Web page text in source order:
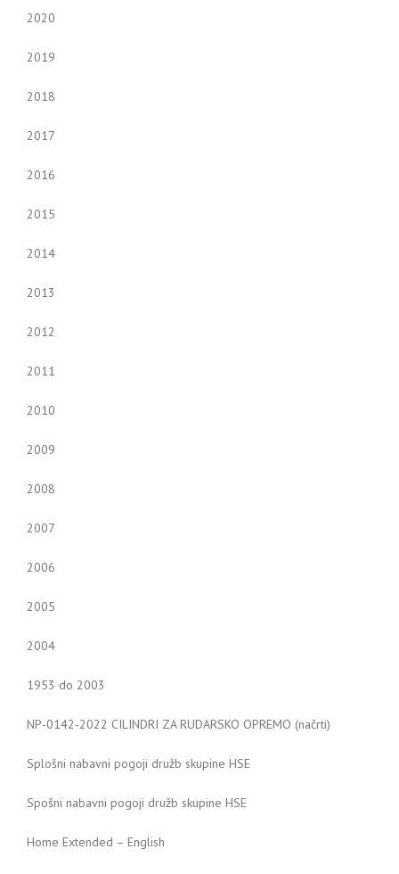
2020
2019
2018
2017
2016
2015
2014
2013
2012
2011
2010
2009
2008
2007
2006
2005
2004
1953 do 2003
NP-0142-2022 CILINDRI ZA RUDARSKO OPREMO (načrti)
Splošni nabavni pogoji družb skupine HSE
Spošni nabavni pogoji družb skupine HSE
Home Extended – English